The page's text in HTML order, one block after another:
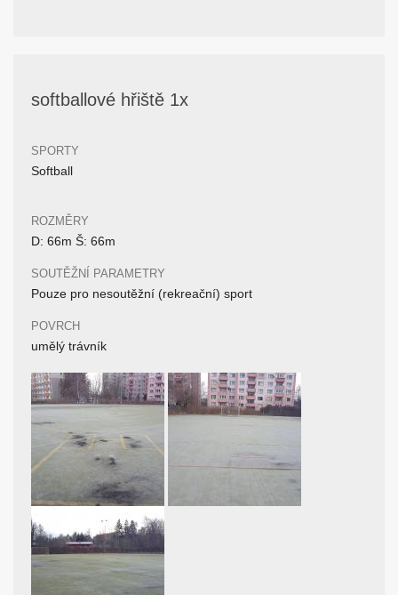
softballové hřiště 1x
SPORTY
Softball
ROZMĚRY
D: 66m Š: 66m
SOUTĚŽNÍ PARAMETRY
Pouze pro nesoutěžní (rekreační) sport
POVRCH
umělý trávník